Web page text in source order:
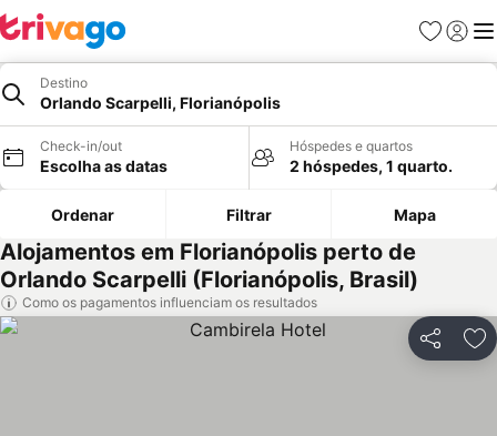
Favoritos
Iniciar
Destino
Orlando Scarpelli, Florianópolis
Check-in/out
Escolha as datas
Hóspedes e quartos
2 hóspedes, 1 quarto.
Ordenar Filtrar Mapa
Alojamentos em Florianópolis perto de
Orlando Scarpelli (Florianópolis, Brasil)
Como os pagamentos influenciam os resultados
Partilhar